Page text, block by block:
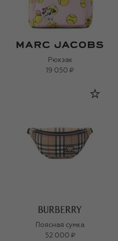
Рюкзак
19 050 ₽
Поясная сумка
52 000 ₽